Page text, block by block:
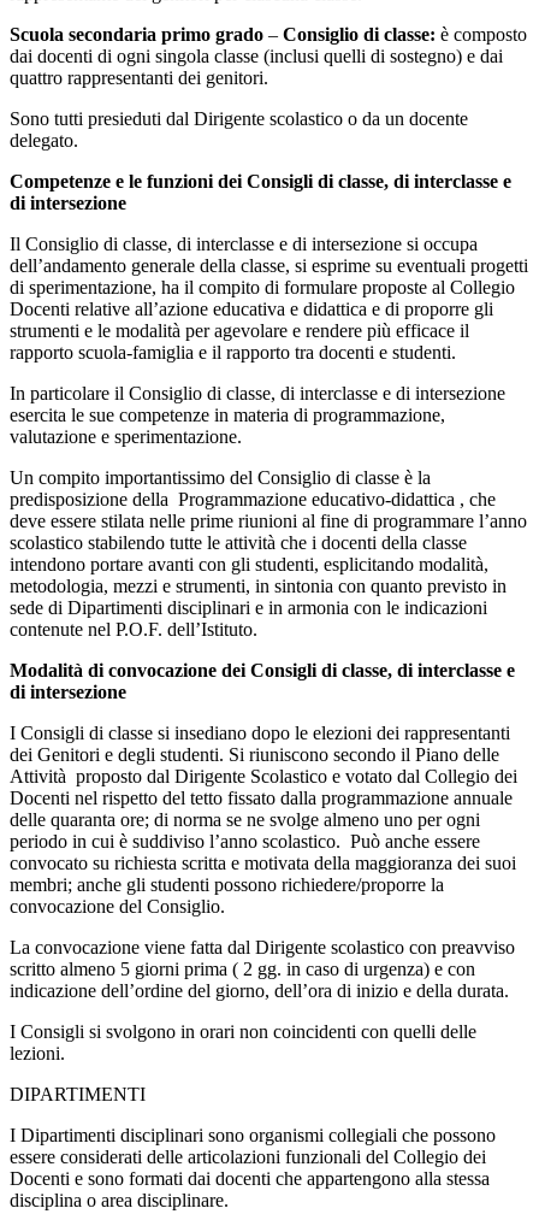
Scuola secondaria primo grado – Consiglio di classe: è composto
dai docenti di ogni singola classe (inclusi quelli di sostegno) e dai
quattro rappresentanti dei genitori.
Sono tutti presieduti dal Dirigente scolastico o da un docente
delegato.
Competenze e le funzioni dei Consigli di classe, di interclasse e
di intersezione
Il Consiglio di classe, di interclasse e di intersezione si occupa
dell’andamento generale della classe, si esprime su eventuali progetti
di sperimentazione, ha il compito di formulare proposte al Collegio
Docenti relative all’azione educativa e didattica e di proporre gli
strumenti e le modalità per agevolare e rendere più efficace il
rapporto scuola-famiglia e il rapporto tra docenti e studenti.
In particolare il Consiglio di classe, di interclasse e di intersezione
esercita le sue competenze in materia di programmazione,
valutazione e sperimentazione.
Un compito importantissimo del Consiglio di classe è la
predisposizione della Programmazione educativo-didattica , che
deve essere stilata nelle prime riunioni al fine di programmare l’anno
scolastico stabilendo tutte le attività che i docenti della classe
intendono portare avanti con gli studenti, esplicitando modalità,
metodologia, mezzi e strumenti, in sintonia con quanto previsto in
sede di Dipartimenti disciplinari e in armonia con le indicazioni
contenute nel P.O.F. dell’Istituto.
Modalità di convocazione dei Consigli di classe, di interclasse e
di intersezione
I Consigli di classe si insediano dopo le elezioni dei rappresentanti
dei Genitori e degli studenti. Si riuniscono secondo il Piano delle
Attività proposto dal Dirigente Scolastico e votato dal Collegio dei
Docenti nel rispetto del tetto fissato dalla programmazione annuale
delle quaranta ore; di norma se ne svolge almeno uno per ogni
periodo in cui è suddiviso l’anno scolastico. Può anche essere
convocato su richiesta scritta e motivata della maggioranza dei suoi
membri; anche gli studenti possono richiedere/proporre la
convocazione del Consiglio.
La convocazione viene fatta dal Dirigente scolastico con preavviso
scritto almeno 5 giorni prima ( 2 gg. in caso di urgenza) e con
indicazione dell’ordine del giorno, dell’ora di inizio e della durata.
I Consigli si svolgono in orari non coincidenti con quelli delle
lezioni.
DIPARTIMENTI
I Dipartimenti disciplinari sono organismi collegiali che possono
essere considerati delle articolazioni funzionali del Collegio dei
Docenti e sono formati dai docenti che appartengono alla stessa
disciplina o area disciplinare.